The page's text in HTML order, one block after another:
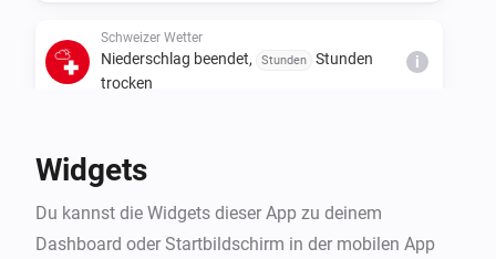
Schweizer Wetter
Niederschlag beendet, Stunden
Stunden
trocken
i
Regen wird innerhalb von
erwartet
Schweizer Wetter
Widgets
Du kannst die Widgets dieser App zu deinem
Dashboard oder Startbildschirm in der mobilen App